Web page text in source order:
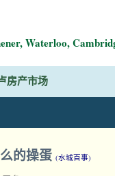
Waterloo,
房产市场
的操蛋 (水城百事)